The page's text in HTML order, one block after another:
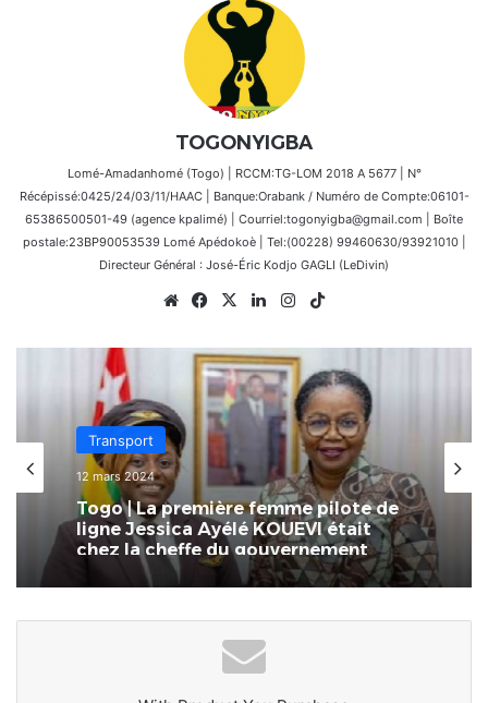
TOGONYIGBA
Lomé-Amadanhomé (Togo) | RCCM:TG-LOM 2018 A 5677 | N°
Récépissé:0425/24/03/11/HAAC | Banque:Orabank / Numéro de Compte:06101-
65386500501-49 (agence kpalimé) | Courriel:togonyigba@gmail.com | Boîte
postale:23BP90053539 Lomé Apédokoè | Tel:(00228) 99460630/93921010 |
Directeur Général : José-Éric Kodjo GAGLI (LeDivin)
WebsiteFacebook
X LinkedinInstagram
Transport
12 mars 2024
Togo | La première femme pilote de
ligne Jessica Ayélé KOUEVI était
chez la cheffe du gouvernement